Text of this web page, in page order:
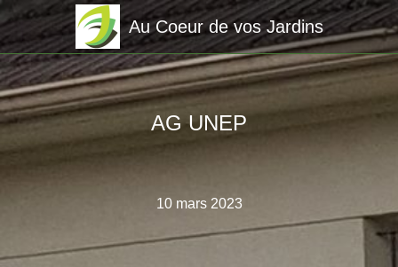
Au Coeur de vos Jardins
AG UNEP
10 mars 2023